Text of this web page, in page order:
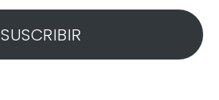
SUSCRIBIR